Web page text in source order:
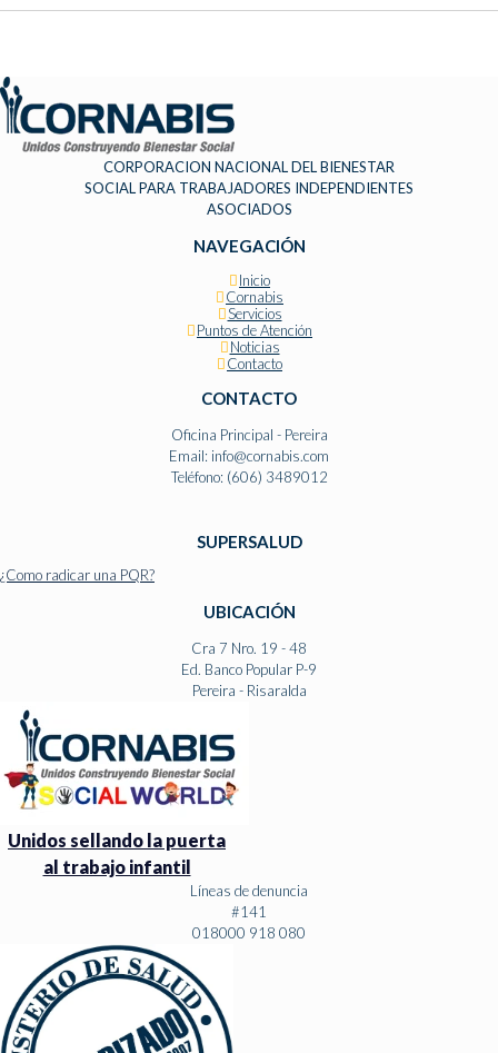
CORPORACION NACIONAL DEL BIENESTAR
SOCIAL PARA TRABAJADORES INDEPENDIENTES
ASOCIADOS
NAVEGACIÓN
Inicio
Cornabis
Servicios
Puntos de Atención
Noticias
Contacto
CONTACTO
Oficina Principal - Pereira
Email: info@cornabis.com
Teléfono: (606) 3489012
SUPERSALUD
¿Como radicar una PQR?
UBICACIÓN
Cra 7 Nro. 19 - 48
Ed. Banco Popular P-9
Pereira - Risaralda
Unidos sellando la puerta
al trabajo infantil
Líneas de denuncia
#141
018000 918 080